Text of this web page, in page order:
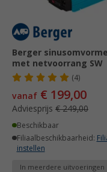
Berger
met netvoorrang SW
(4)
vanaf € 199,00
Adviesprijs € 249,00
Beschikbaar
Filiaalbeschikbaarheid:
instellen
In meerdere uitvoeringen